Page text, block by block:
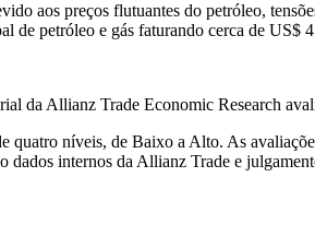
aos preços flutuantes do petróleo,
de petróleo e gás faturando cerca de US$
da Allianz Trade Economic Research
quatro níveis, de Baixo a Alto. As
dados internos da Allianz Trade e